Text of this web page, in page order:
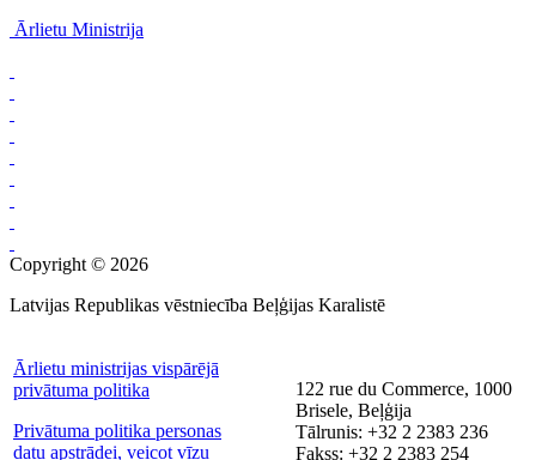
Ārlietu Ministrija
Copyright © 2026
Latvijas Republikas vēstniecība Beļģijas Karalistē
Ārlietu ministrijas vispārējā
privātuma politika
Privātuma politika personas
datu apstrādei, veicot vīzu
122 rue du Commerce, 1000
Brisele, Beļģija
Tālrunis: +32 2 2383 236
Fakss: +32 2 2383 254